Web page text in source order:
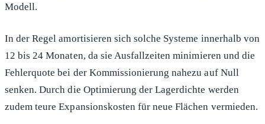
Modell.
In der Regel amortisieren sich solche Systeme innerhalb von
12 bis 24 Monaten, da sie Ausfallzeiten minimieren und die
Fehlerquote bei der Kommissionierung nahezu auf Null
senken. Durch die Optimierung der Lagerdichte werden
zudem teure Expansionskosten für neue Flächen vermieden.